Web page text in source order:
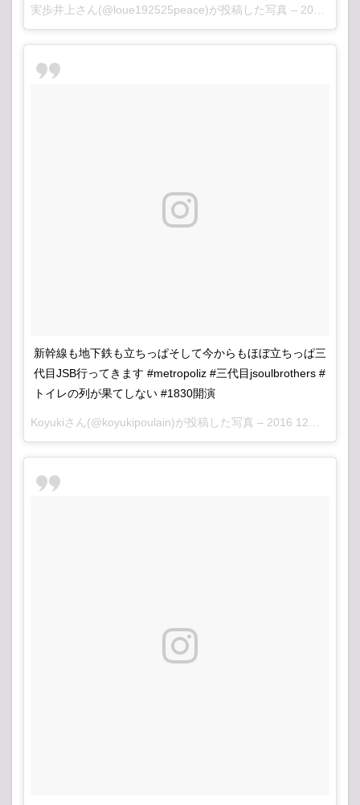
実歩井上さん(@loue192525peace)が投稿した写真 – 2016 12月 16 1:57午前 PST
新幹線も地下鉄も立ちっぱそして今からもほぼ立ちっぱ三
代目JSB行ってきます #metropoliz #三代目jsoulbrothers #
トイレの列が果てしない #1830開演
Koyukiさん(@koyukipoulain)が投稿した写真 – 2016 12月 16 12:53午前 PST